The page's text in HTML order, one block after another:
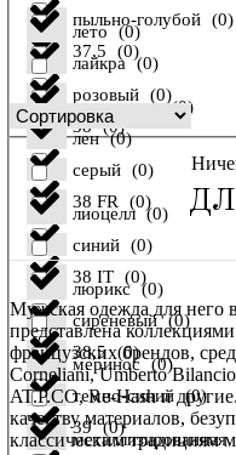
37,5 (0)
38 (0)
38 FR (0)
38 IT (0)
38,5 (0)
39 (0)
пыльно-голубой (0)
розовый (0)
серый (0)
синий (0)
сиреневый (0)
темно-синий (0)
лайкра (0)
лен (0)
лиоцелл (0)
люрикс (0)
меринос (0)
металлизированная
лето (0)
осень-зима (0)
Мужская одежда для него
представлена
французских брендов,
Corneliani, Umberto
AT.P.CO, Re-Hash и
качеству материалов,
классическим традициям